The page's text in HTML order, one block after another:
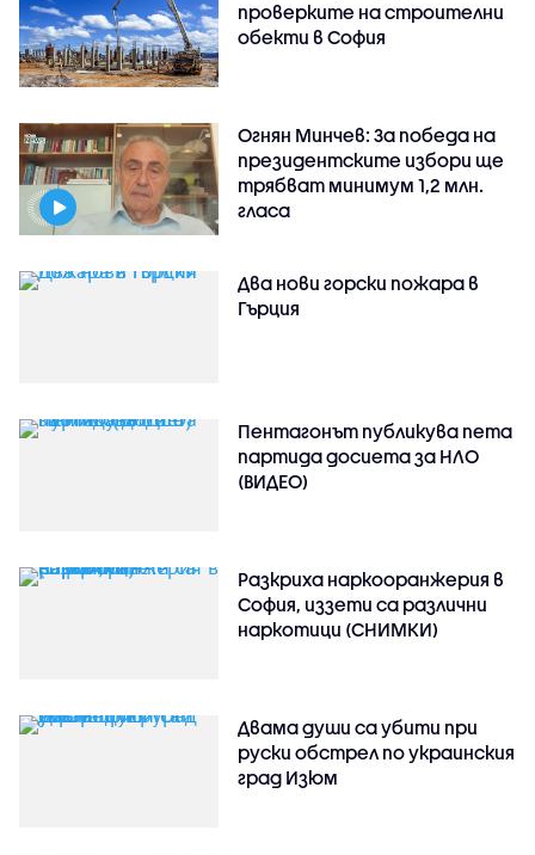
проверките на строителни
обекти в София
Огнян Минчев: За победа на
президентските избори ще
трябват минимум 1,2 млн.
гласа
Два нови горски пожара в
Гърция
Пентагонът публикува пета
партида досиета за НЛО
(ВИДЕО)
Разкриха наркооранжерия в
София, иззети са различни
наркотици (СНИМКИ)
Двама души са убити при
руски обстрeл по украинския
град Изюм